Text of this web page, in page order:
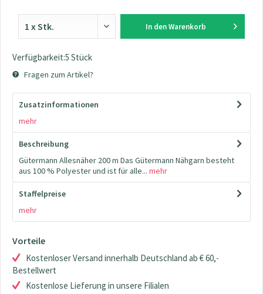
In den Warenkorb
Verfügbarkeit:5 Stück
Fragen zum Artikel?
Zusatzinformationen
mehr
Beschreibung
Gütermann Allesnäher 200 m Das Gütermann Nähgarn besteht
aus 100 % Polyester und ist für alle... mehr
Staffelpreise
mehr
Vorteile
Kostenloser Versand innerhalb Deutschland ab € 60,-
Bestellwert
Kostenlose Lieferung in unsere Filialen